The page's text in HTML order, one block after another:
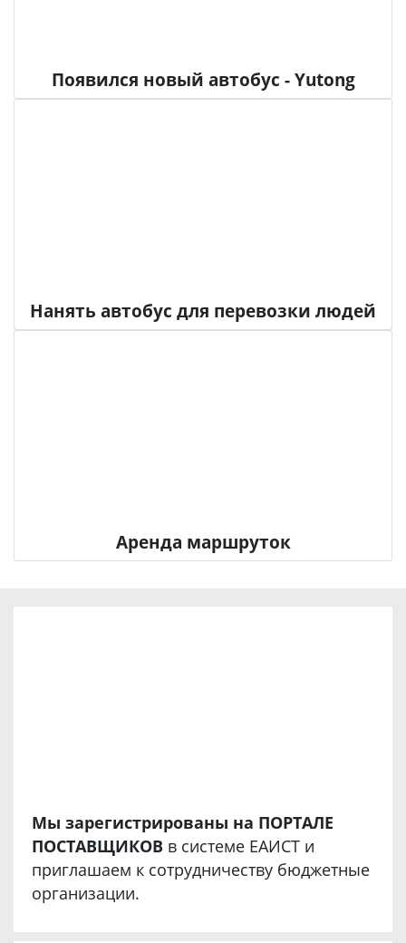
Появился новый автобус - Yutong
Нанять автобус для перевозки людей
Аренда маршруток
Мы зарегистрированы на ПОРТАЛЕ
ПОСТАВЩИКОВ в системе ЕАИСТ и
приглашаем к сотрудничеству бюджетные
организации.